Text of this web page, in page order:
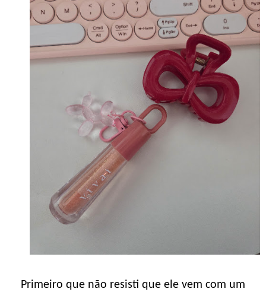
Primeiro que não resisti que ele vem com um